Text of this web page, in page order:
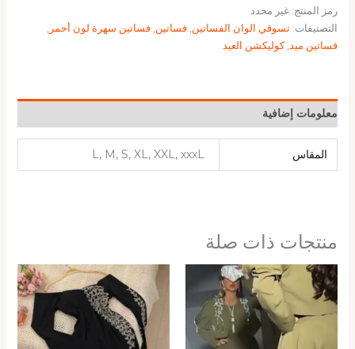
رمز المنتج: غير محدد
التصنيفات: تسوقي الوان الفساتين, فساتين, فساتين سهرة لون أحمر ,
فساتين ميد,كوليكشن العيد
معلومات إضافية
المقاس L, M, S, XL, XXL, xxxL
منتجات ذات صلة